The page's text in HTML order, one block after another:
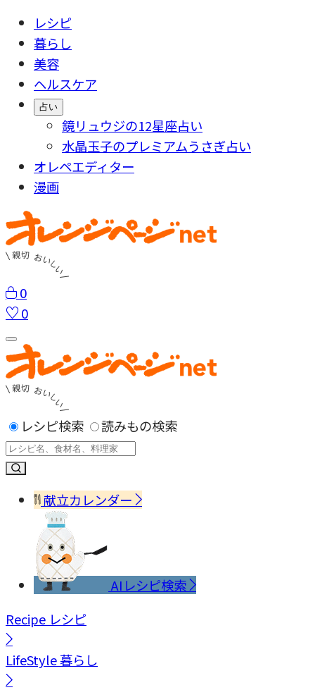
レシピ
暮らし
美容
ヘルスケア
占い
鏡リュウジの12星座占い
水晶玉子のプレミアムうさぎ占い
オレペエディター
漫画
0
0
レシピ検索 読みもの検索
献立カレンダー
AIレシピ検索
Recipe レシピ
LifeStyle暮らし